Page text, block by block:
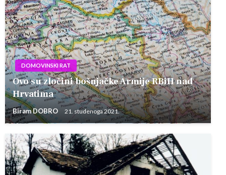
DOMOVINSKI RAT
Ovo su zločini bošnjačke Armije RBiH nad
Hrvatima
Biram DOBRO 21. studenoga 2021.